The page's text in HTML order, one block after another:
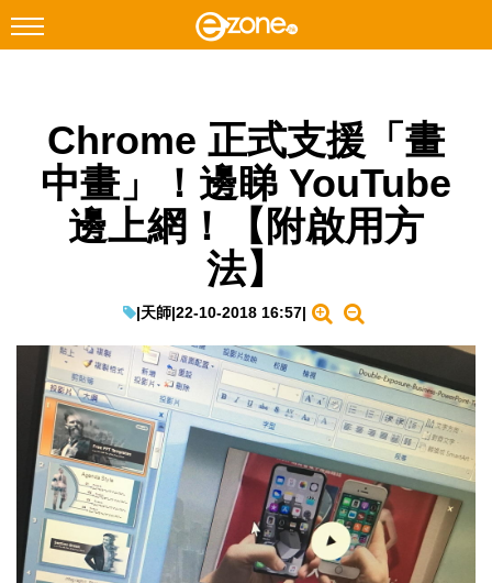
Facebook Instagram
科技焦點
網絡生活
EduTech
IT Times
生成式AI與雲端應用
Enterprise Digital Transformation
特集
Chrome 正式支援「畫
中畫」！邊睇 YouTube
邊上網！【附啟用方
法】
|天師|22-10-2018 16:57|